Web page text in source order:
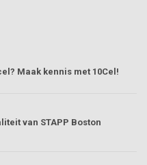
Maak kennis met 10Cel!
van STAPP Boston